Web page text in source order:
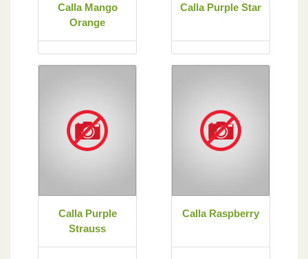
Calla Mango
Orange
Calla Purple Star
Calla Purple
Strauss
Calla Raspberry